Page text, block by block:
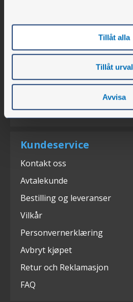
Tillåt alla
Tillåt urval
Avvisa
Åpningstider
Om selskapet
Messer
Kundeservice
Kontakt oss
Avtalekunde
Bestilling og leveranser
Vilkår
Personvernerklæring
Avbryt kjøpet
Retur och Reklamasjon
FAQ